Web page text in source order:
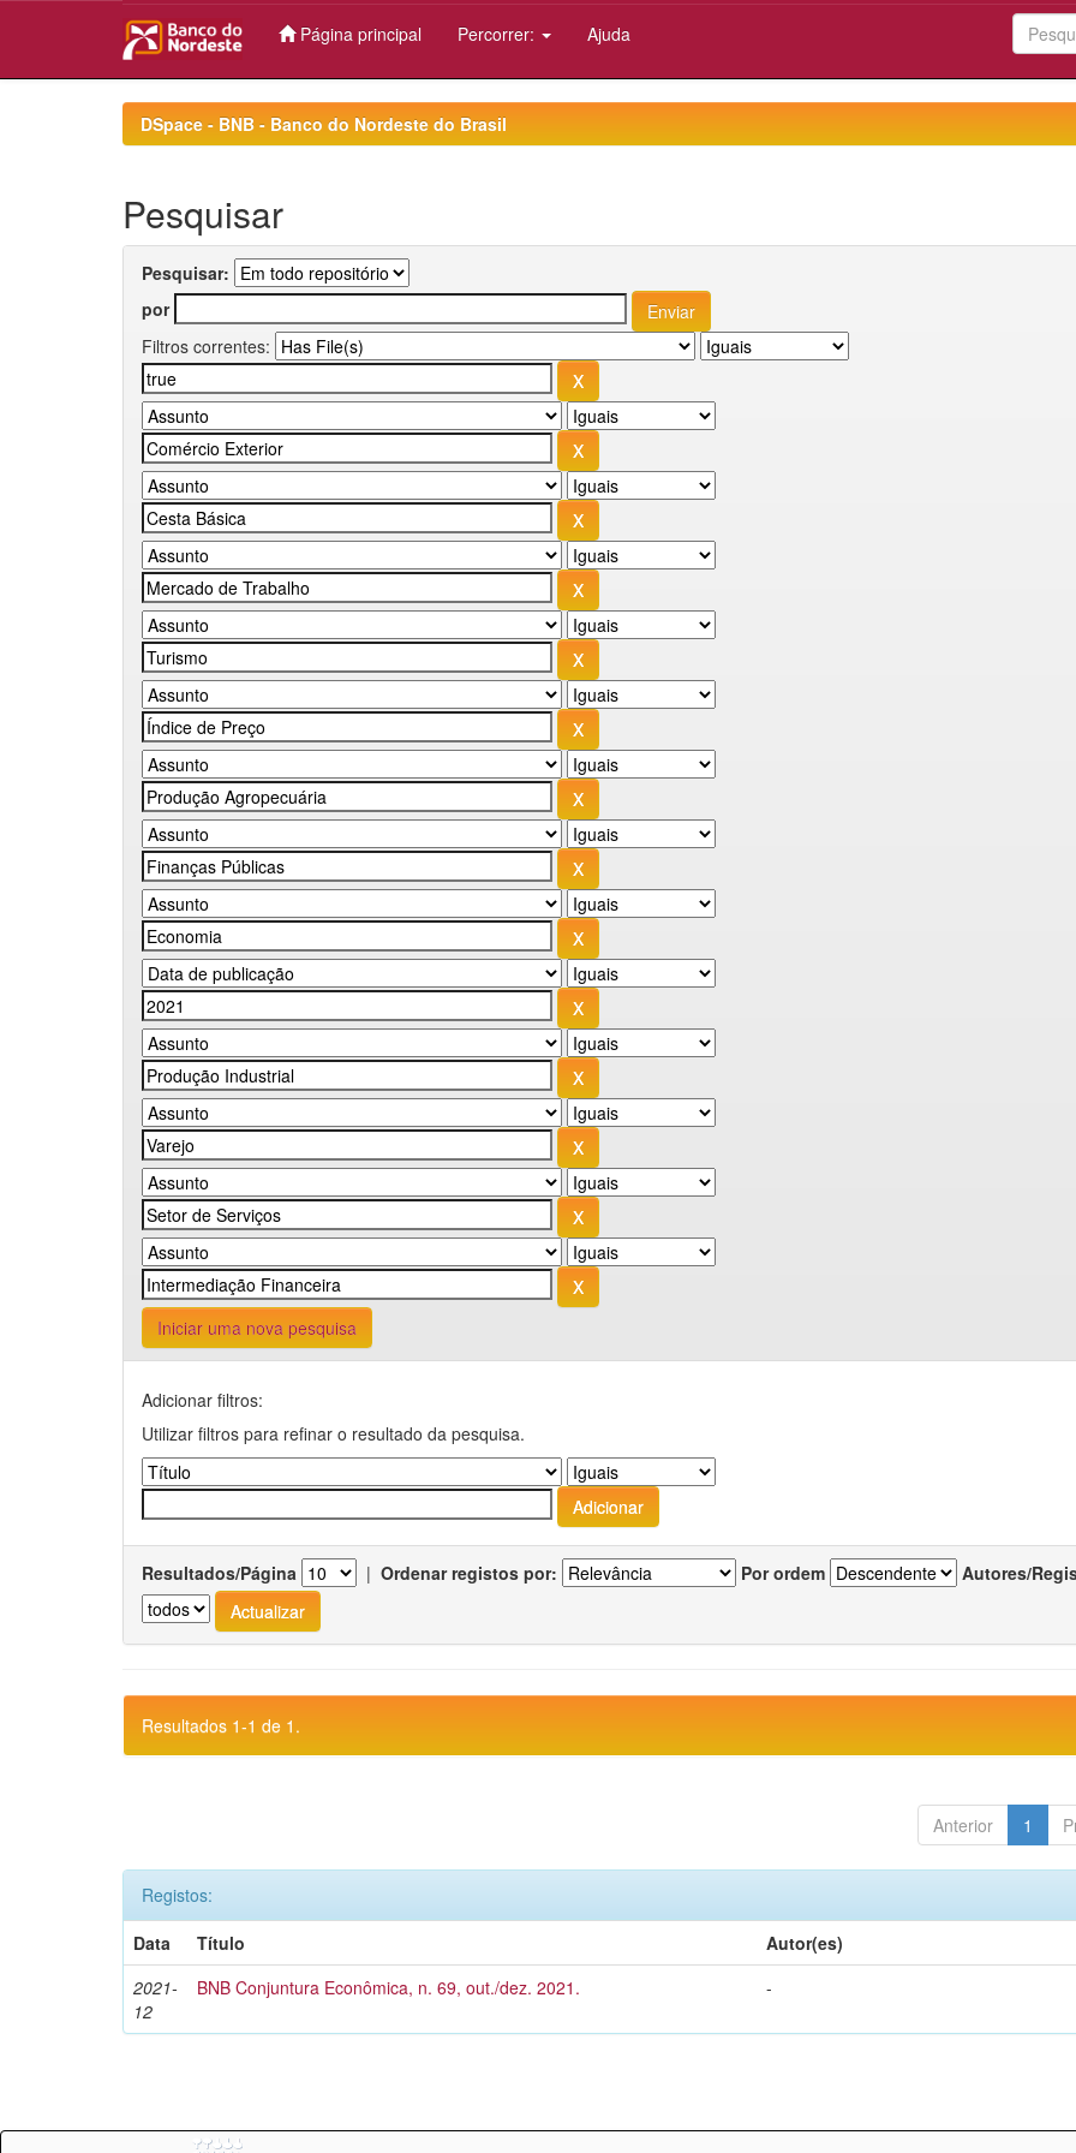
Página principal Percorrer: Ajuda
DSpace - BNB - Banco do Nordeste do Brasil
Pesquisar
Pesquisar:
por
Filtros correntes:
Iniciar uma nova pesquisa
Adicionar filtros:
Utilizar filtros para refinar o resultado da pesquisa.
Resultados/Página | Ordenar registos por: Por ordem Autores/
Resultados 1-1 de 1.
Anterior 1
Registos:
Data
Título
Autor(es)
2021-
12
BNB Conjuntura Econômica, n. 69, out./dez. 2021. -